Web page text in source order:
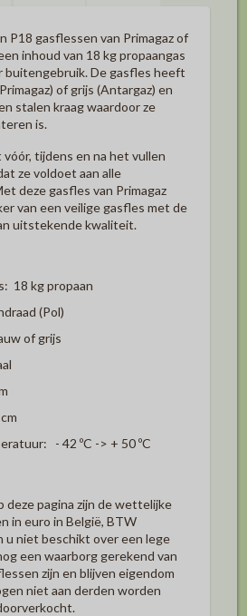
P18 gasflessen van Primagaz of
inhoud van 18 kg propaangas
buitengebruik. De gasfles heeft
of grijs (Antargaz) en
stalen kraag waardoor ze
is.
tijdens en na het vullen
ze voldoet aan alle
deze gasfles van Primagaz
van een veilige gasfles met de
uitstekende kwaliteit.
18 kg propaan
(Pol)
of grijs
- 42 ºC -> + 50 ºC
deze pagina zijn de wettelijke
in euro in België, BTW
u niet beschikt over een lege
een waarborg gerekend van
zijn en blijven eigendom
niet aan derden worden